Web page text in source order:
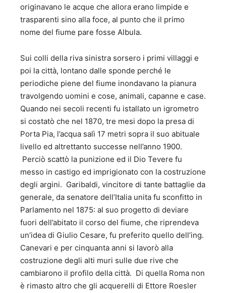
originavano le acque che allora erano limpide e
trasparenti sino alla foce, al punto che il primo
nome del fiume pare fosse Albula.
Sui colli della riva sinistra sorsero i primi villaggi e
poi la città, lontano dalle sponde perché le
periodiche piene del fiume inondavano la pianura
travolgendo uomini e cose, animali, capanne e case.
Quando nei secoli recenti fu istallato un igrometro
si costatò che nel 1870, tre mesi dopo la presa di
Porta Pia, l’acqua salì 17 metri sopra il suo abituale
livello ed altrettanto successe nell’anno 1900.
Perciò scattò la punizione ed il Dio Tevere fu
messo in castigo ed imprigionato con la costruzione
degli argini. Garibaldi, vincitore di tante battaglie da
generale, da senatore dell’Italia unita fu sconfitto in
Parlamento nel 1875: al suo progetto di deviare
fuori dell’abitato il corso del fiume, che riprendeva
un’idea di Giulio Cesare, fu preferito quello dell’ing.
Canevari e per cinquanta anni si lavorò alla
costruzione degli alti muri sulle due rive che
cambiarono il profilo della città. Di quella Roma non
è rimasto altro che gli acquerelli di Ettore Roesler